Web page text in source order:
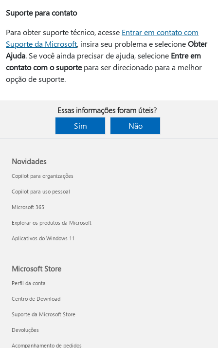
Suporte para contato
Para obter suporte técnico, acesse Entrar em contato com
Suporte da Microsoft, insira seu problema e selecioneObter
Ajuda. Se você ainda precisar de ajuda, selecione Entre em
contato com o suportepara ser direcionado para a melhor
opção de suporte.
Essas informações foram úteis?
Sim
Não
Novidades
Copilot para organizações
Copilot para uso pessoal
Microsoft 365
Explorar os produtos da Microsoft
Aplicativos do Windows 11
Microsoft Store
Perfil da conta
Centro de Download
Suporte da Microsoft Store
Devoluções
Acompanhamento de pedidos